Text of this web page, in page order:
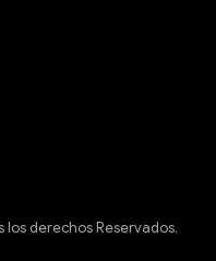
los derechos Reservados.